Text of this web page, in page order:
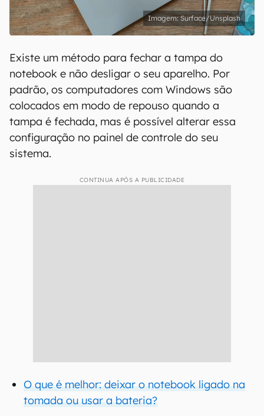
Surface/Unsplash
Existe um método para fechar a tampa do
notebook e não desligar o seu aparelho. Por
padrão, os computadores com Windows são
colocados em modo de repouso quando a
tampa é fechada, mas é possível alterar essa
configuração no painel de controle do seu
sistema.
CONTINUA APÓS A PUBLICIDADE
O que é melhor: deixar o notebook ligado na
tomada ou usar a bateria?